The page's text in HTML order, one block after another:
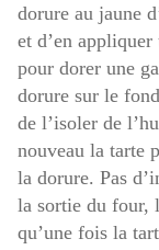
dorure au jaune
et d’en
pour dorer une
dorure sur le
de l’isoler de
nouveau la tarte
la dorure. Pas
la sortie du four,
qu’une fois la